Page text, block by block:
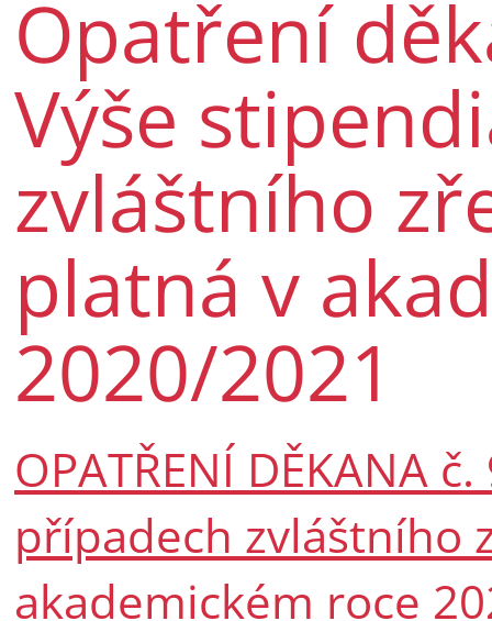
Opatření
Výše
zvláštního
platná v
2020/2021
OPATŘENÍ DĚKANA
případech zvláštního
akademickém roce